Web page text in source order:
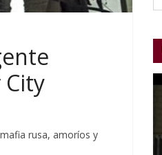
rusa, amoríos y